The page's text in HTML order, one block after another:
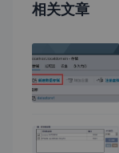
相关文章